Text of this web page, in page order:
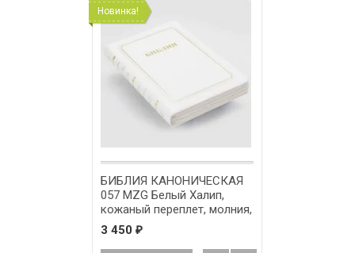
Новинка!
БИБЛИЯ КАНОНИЧЕСКАЯ
057 MZG Белый Халип,
кожаный переплет, молния,
золотой обрез, закладка
/145х220/
3 450 ₽